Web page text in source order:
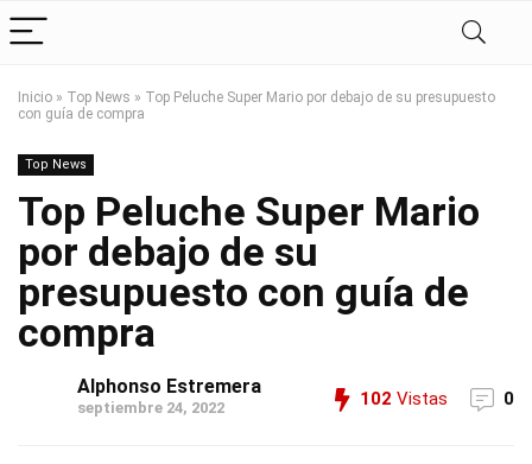
Inicio » Top News » Top Peluche Super Mario por debajo de su presupuesto
con guía de compra
Top News
Top Peluche Super Mario
por debajo de su
presupuesto con guía de
compra
Alphonso Estremera
septiembre 24, 2022 102 Vistas 0